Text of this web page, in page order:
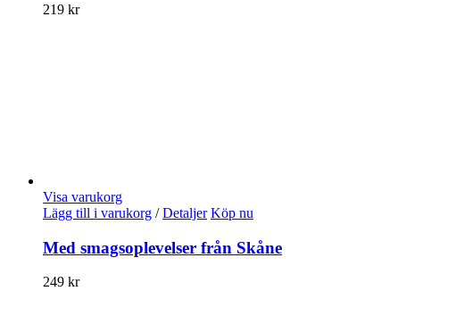
219 kr
Visa varukorg
Lägg till i varukorg / Detaljer Köp nu
Med smagsoplevelser från Skåne
249 kr